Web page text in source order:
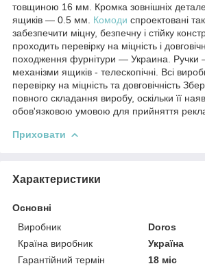
товщиною 16 мм. Кромка зовнішніх
ящиків — 0.5 мм. Комоди спроектовані
забезпечити міцну, безпечну і стійку
проходить перевірку на міцність і
походження фурнітури — Украина. Ручки
механізми ящиків - телескопічні. Всі
перевірку на міцність та довговічність
повного складання виробу, оскільки її
обов'язковою умовою для прийняття
Приховати
Характеристики
Основні
Виробник
Doros
Країна виробник
Україна
Гарантійний термін
18 міс